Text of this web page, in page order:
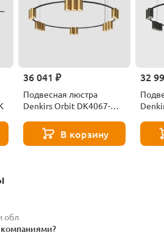
36 041 ₽
Подвесная люстра
Denkirs Orbit DK4067-
В корзину
32
обл